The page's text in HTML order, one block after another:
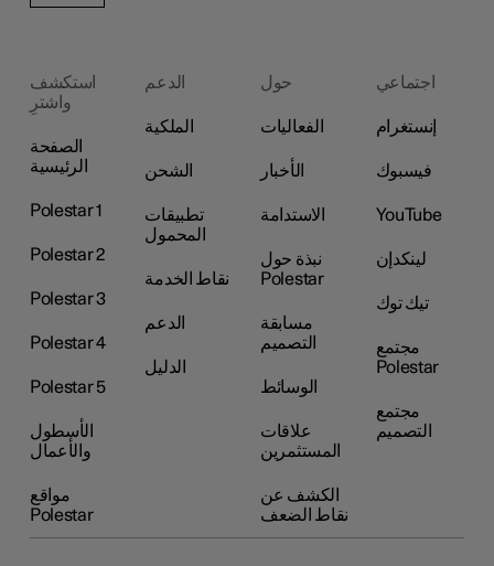
استكشف
واشترِ
الصفحة
الرئيسية
Polestar 1
Polestar 2
Polestar 3
Polestar 4
Polestar 5
الأسطول
والأعمال
مواقع
Polestar
الدعم
الملكية
الشحن
تطبيقات
المحمول
نقاط الخدمة
الدعم
الدليل
حول
الفعاليات
الأخبار
الاستدامة
نبذة حول
Polestar
مسابقة
التصميم
الوسائط
علاقات
المستثمرين
الكشف عن
نقاط الضعف
اجتماعي
إنستغرام
فيسبوك
YouTube
لينكدإن
تيك توك
مجتمع
Polestar
مجتمع
التصميم